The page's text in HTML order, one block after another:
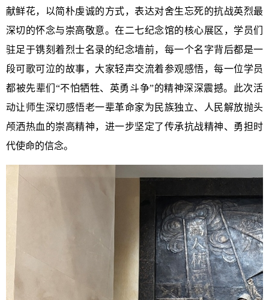
献鲜花，以简朴虔诚的方式，表达对舍生忘死的抗战英烈最
深切的怀念与崇高敬意。在二七纪念馆的核心展区，学员们
驻足于镌刻着烈士名录的纪念墙前，每一个名字背后都是一
段可歌可泣的故事，大家轻声交流着参观感悟，每一位学员
都被先辈们“不怕牺牲、英勇斗争”的精神深深震撼。此次活
动让师生深切感悟老一辈革命家为民族独立、人民解放抛头
颅洒热血的崇高精神，进一步坚定了传承抗战精神、勇担时
代使命的信念。